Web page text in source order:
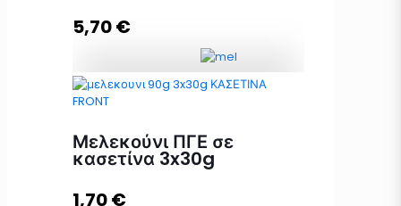
Προσθήκη στο καλάθι
5,70€
Μελεκούνι ΠΓΕ Ρόδου mini σε
Μελεκούνι ΠΓΕ σε
κασετίνα 3x30g
1,70€